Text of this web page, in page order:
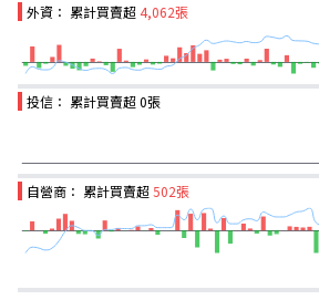
外資： 累計買賣超 4,062張
投信： 累計買賣超0張
自營商： 累計買賣超502張